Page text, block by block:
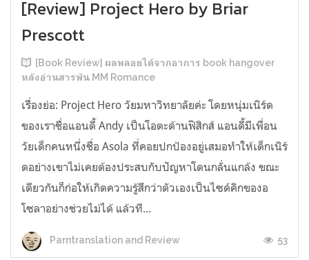
[Review] Project Hero by Briar
Prescott
[Book Review] ผลพลอยได้จากอาการ book hangover
หลังอ่านสารพัน MM Romance
เรื่องย่อ: Project Hero วัยมหาวิทยาลัยค่ะ โดยหนุ่มเนิร์ด
ของเราชื่อแอนดี้ Andy เป็นโอตะด้านฟิสิกส์ แอนดี้มีเพื่อน
วัยเด็กคนหนึ่งชื่อ Asola ที่คอยปกป้องอยู่เสมอทำให้เด็กเนิร์
ดอย่างเขาไม่เคยต้องประสบกับปัญหาโดนกลั่นแกล้ง ขณะ
เดียวกันก็ก่อให้เกิดความรู้สึกว่าตัวเองเป็นไซด์คิกของอ
โซลาอย่างช่วยไม่ได้ แล้วที...
Parntranslation and Review 53